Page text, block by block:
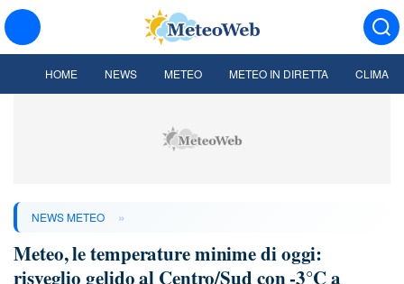
HOME NEWS METEO METEO IN DIRETTA CLIMA
NEWS METEO »
Meteo, le temperature minime di oggi:
risveglio gelido al Centro/Sud con -3°C a